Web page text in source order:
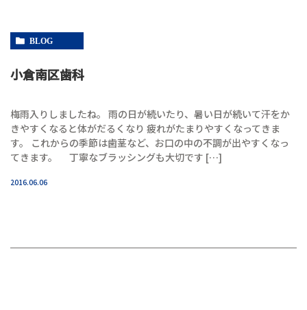
BLOG
小倉南区歯科
梅雨入りしましたね。 雨の日が続いたり、暑い日が続いて汗をか
きやすくなると体がだるくなり 疲れがたまりやすくなってきま
す。 これからの季節は歯茎など、お口の中の不調が出やすくなっ
てきます。 丁寧なブラッシングも大切です […]
2016.06.06